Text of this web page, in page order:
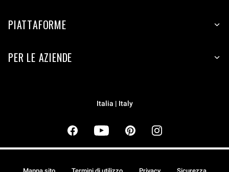
PIATTAFORME
PER LE AZIENDE
Italia | Italy